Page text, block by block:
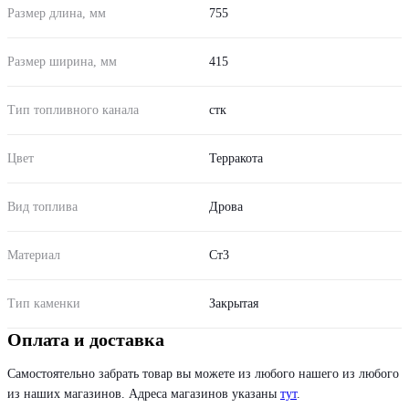
Размер длина, мм 755
Размер ширина, мм 415
Тип топливного канала стк
Цвет Терракота
Вид топлива Дрова
Материал Ст3
Тип каменки Закрытая
Оплата и доставка
Самостоятельно забрать товар вы можете из любого нашего из любого
из наших магазинов. Адреса магазинов указаны тут.